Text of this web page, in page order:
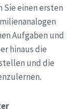
einen ersten
Aufgaben und
hinaus die
und die